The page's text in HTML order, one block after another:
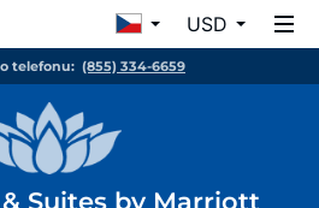
USD
telefonu: (855) 334-6659
Suites by Marriott